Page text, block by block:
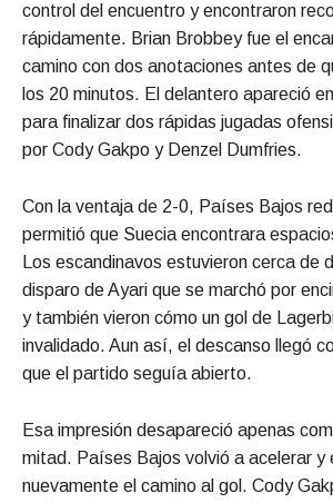
control del encuentro y encontraron
rápidamente. Brian Brobbey fue el
camino con dos anotaciones antes de
los 20 minutos. El delantero apareció
para finalizar dos rápidas jugadas
por Cody Gakpo y Denzel Dumfries.
Con la ventaja de 2-0, Países Bajos
permitió que Suecia encontrara
Los escandinavos estuvieron cerca de
disparo de Ayari que se marchó por
y también vieron cómo un gol de
invalidado. Aun así, el descanso llegó
que el partido seguía abierto.
Esa impresión desapareció apenas
mitad. Países Bajos volvió a acelerar y
nuevamente el camino al gol. Cody